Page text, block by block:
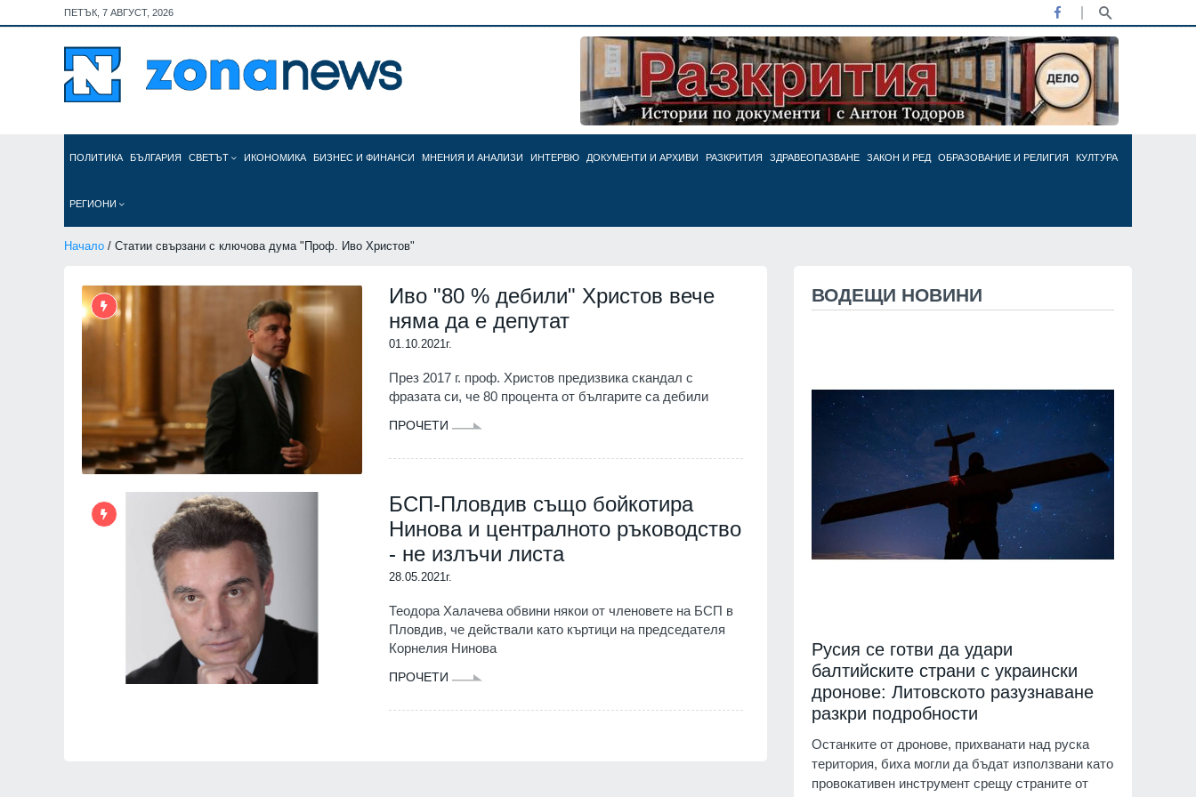
ПЕТЪК, 7 АВГУСТ, 2026
ПОЛИТИКА БЪЛГАРИЯ СВЕТЪТ ИКОНОМИКА БИЗНЕС И ФИНАНСИ МНЕНИЯ И АНАЛИЗИ ИНТЕРВЮ ДОКУМЕНТИ И АРХИВИ РАЗКРИТИЯ ЗДРАВЕОПАЗВАНЕ ЗАКОН И РЕД ОБРАЗОВАНИЕ И РЕЛИГИЯ КУЛТУРА
РЕГИОНИ
Начало / Статии свързани с ключова дума "Проф. Иво Христов"
Иво "80 % дебили" Христов вече
няма да е депутат
01.10.2021г.
През 2017 г. проф. Христов предизвика скандал с
фразата си, че 80 процента от българите са дебили
ПРОЧЕТИ
БСП-Пловдив също бойкотира
Нинова и централното ръководство
- не излъчи листа
28.05.2021г.
Теодора Халачева обвини някои от членовете на БСП в
Пловдив, че действали като къртици на председателя
Корнелия Нинова
ПРОЧЕТИ
ВОДЕЩИ НОВИНИ
Русия се готви да удари
балтийските страни с украински
дронове: Литовското разузнаване
разкри подробности
Останките от дронове, прихванати над руска
територия, биха могли да бъдат използвани като
провокативен инструмент срещу страните от